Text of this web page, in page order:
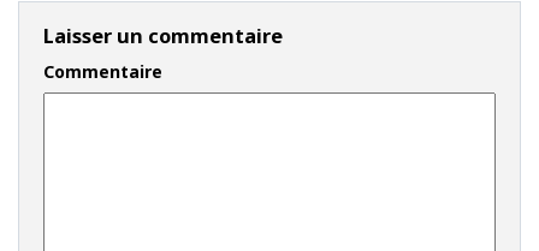
Laisser un commentaire
Commentaire